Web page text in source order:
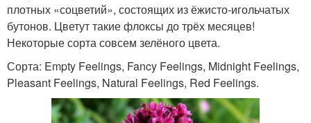
плотных «соцветий», состоящих из ёжисто-игольчатых
бутонов. Цветут такие флоксы до трёх месяцев!
Некоторые сорта совсем зелёного цвета.
Сорта: Empty Feelings, Fancy Feelings, Midnight Feelings,
Pleasant Feelings, Natural Feelings, Red Feelings.